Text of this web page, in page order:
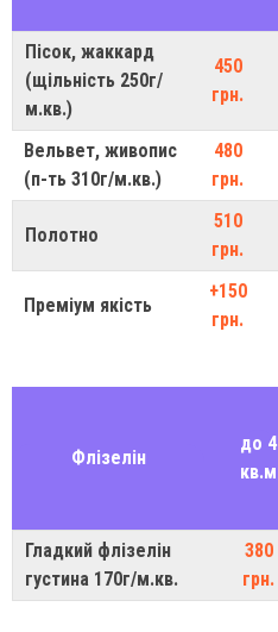
Пісок, жаккард
(щільність 250г/
м.кв.)
450
грн.
Вельвет, живопис
(п-ть 310г/м.кв.)
480
грн.
Полотно
510
грн.
Преміум якість
+150
грн.
Флізелін
до 4
кв.м
Гладкий флізелін
густина 170г/м.кв.
380
грн.